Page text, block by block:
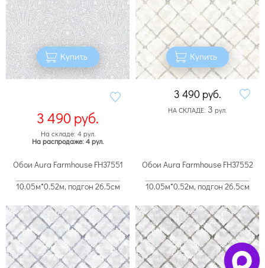
Купить
3 490руб.
На складе: 4 рул.
На распродаже: 4 рул.
Купить
3 490 руб.
НА СКЛАДЕ: 3 рул.
Обои Aura Farmhouse FH37551
10.05м*0.52м, подгон 26.5см
Обои Aura Farmhouse FH37552
10.05м*0.52м, подгон 26.5см